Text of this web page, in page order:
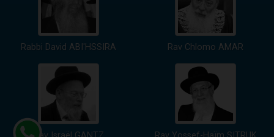
Rabbi David ABI'HSSIRA Rav Chlomo AMAR